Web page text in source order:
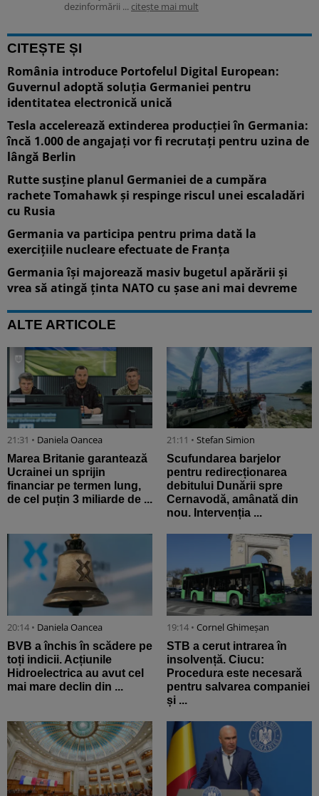
dezinformării ... citește mai mult
CITEȘTE ȘI
România introduce Portofelul Digital European:
Guvernul adoptă soluția Germaniei pentru
identitatea electronică unică
Tesla accelerează extinderea producției în Germania:
încă 1.000 de angajați vor fi recrutați pentru uzina de
lângă Berlin
Rutte susține planul Germaniei de a cumpăra
rachete Tomahawk și respinge riscul unei escaladări
cu Rusia
Germania va participa pentru prima dată la
exercițiile nucleare efectuate de Franța
Germania își majorează masiv bugetul apărării și
vrea să atingă ținta NATO cu șase ani mai devreme
ALTE ARTICOLE
21:31 • Daniela Oancea
Marea Britanie garantează
Ucrainei un sprijin
financiar pe termen lung,
de cel puțin 3 miliarde de ...
21:11 • Stefan Simion
Scufundarea barjelor
pentru redirecționarea
debitului Dunării spre
Cernavodă, amânată din
nou. Intervenția ...
20:14 • Daniela Oancea
BVB a închis în scădere pe
toți indicii. Acțiunile
Hidroelectrica au avut cel
mai mare declin din ...
19:14 • Cornel Ghimeșan
STB a cerut intrarea în
insolvență. Ciucu:
Procedura este necesară
pentru salvarea companiei
și ...